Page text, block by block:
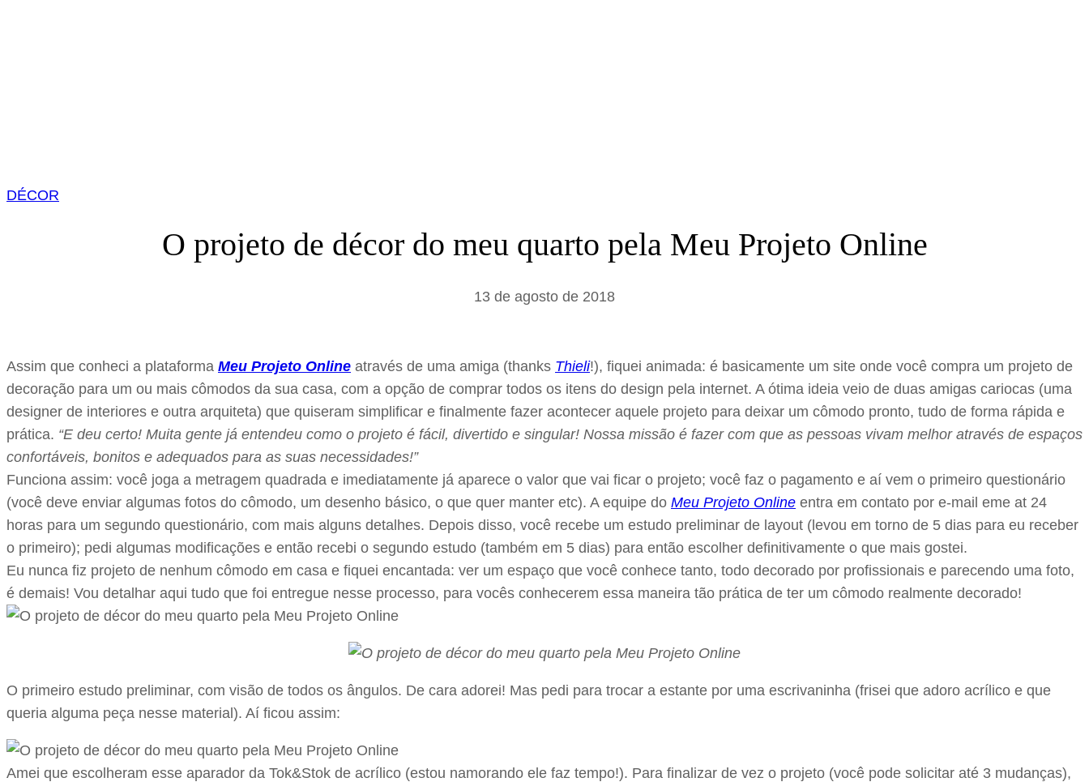
DÉCOR
O projeto de décor do meu quarto pela Meu Projeto Online
13 de agosto de 2018
Assim que conheci a plataforma Meu Projeto Online através de uma amiga (thanks Thieli!), fiquei animada: é basicamente um site onde você compra um projeto de
decoração para um ou mais cômodos da sua casa, com a opção de comprar todos os itens do design pela internet. A ótima ideia veio de duas amigas cariocas (uma
designer de interiores e outra arquiteta) que quiseram simplificar e finalmente fazer acontecer aquele projeto para deixar um cômodo pronto, tudo de forma rápida e
prática. “E deu certo! Muita gente já entendeu como o projeto é fácil, divertido e singular! Nossa missão é fazer com que as pessoas vivam melhor através de espaços
confortáveis, bonitos e adequados para as suas necessidades!”
Funciona assim: você joga a metragem quadrada e imediatamente já aparece o valor que vai ficar o projeto; você faz o pagamento e aí vem o primeiro questionário
(você deve enviar algumas fotos do cômodo, um desenho básico, o que quer manter etc). A equipe do Meu Projeto Online entra em contato por e-mail eme at 24
horas para um segundo questionário, com mais alguns detalhes. Depois disso, você recebe um estudo preliminar de layout (levou em torno de 5 dias para eu receber
o primeiro); pedi algumas modificações e então recebi o segundo estudo (também em 5 dias) para então escolher definitivamente o que mais gostei.
Eu nunca fiz projeto de nenhum cômodo em casa e fiquei encantada: ver um espaço que você conhece tanto, todo decorado por profissionais e parecendo uma foto,
é demais! Vou detalhar aqui tudo que foi entregue nesse processo, para vocês conhecerem essa maneira tão prática de ter um cômodo realmente decorado!
O primeiro estudo preliminar, com visão de todos os ângulos. De cara adorei! Mas pedi para trocar a estante por uma escrivaninha (frisei que adoro acrílico e que
queria alguma peça nesse material). Aí ficou assim:
Amei que escolheram esse aparador da Tok&Stok de acrílico (estou namorando ele faz tempo!). Para finalizar de vez o projeto (você pode solicitar até 3 mudanças),